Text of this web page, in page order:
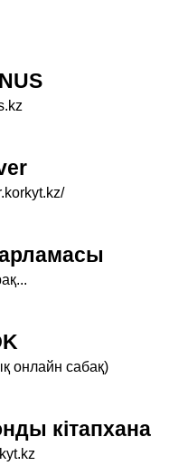
сабақ)
кітапхана